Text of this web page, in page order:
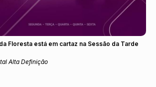
Floresta está em cartaz na Sessão da Tarde
Alta Definição